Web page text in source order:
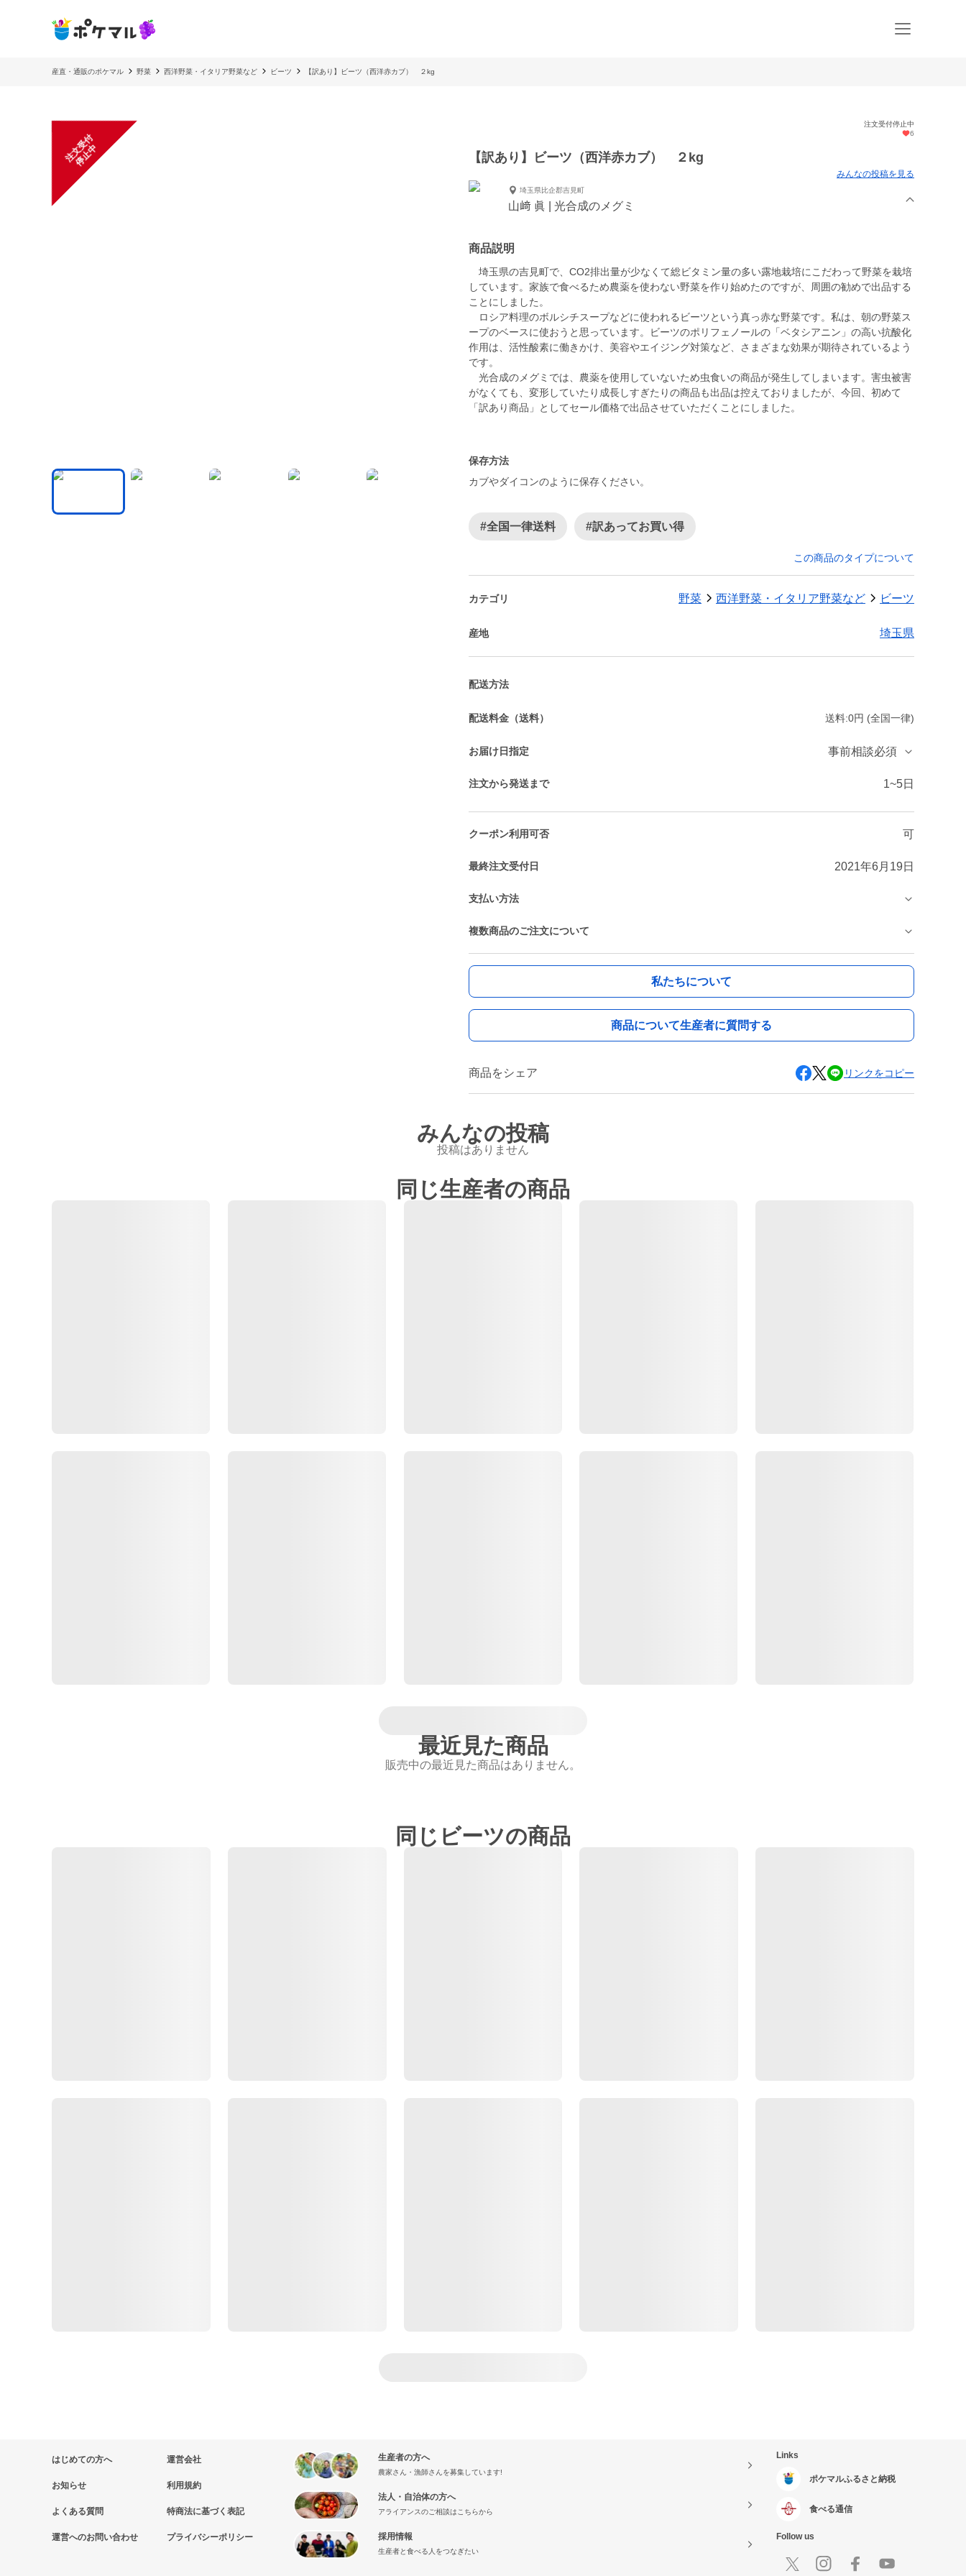
産直・通販のポケマル 野菜 西洋野菜・イタリア野菜など ビーツ 【訳あり】ビーツ（西洋赤カブ） ２kg
注
文
受
付
停
止
中
注文受付停止中
6
【訳あり】ビーツ（西洋赤カブ） ２kg
みんなの投稿を見る
埼玉県比企郡吉見町
山﨑 眞 | 光合成のメグミ
商品説明
埼玉県の吉見町で、CO2排出量が少なくて総ビタミン量の多い露地栽培にこだわって野菜を栽培
しています。家族で食べるため農薬を使わない野菜を作り始めたのですが、周囲の勧めで出品する
ことにしました。
ロシア料理のボルシチスープなどに使われるビーツという真っ赤な野菜です。私は、朝の野菜ス
ープのベースに使おうと思っています。ビーツのポリフェノールの「ベタシアニン」の高い抗酸化
作用は、活性酸素に働きかけ、美容やエイジング対策など、さまざまな効果が期待されているよう
です。
光合成のメグミでは、農薬を使用していないため虫食いの商品が発生してしまいます。害虫被害
がなくても、変形していたり成長しすぎたりの商品も出品は控えておりましたが、今回、初めて
「訳あり商品」としてセール価格で出品させていただくことにしました。
保存方法
カブやダイコンのように保存ください。
#全国一律送料 #訳あってお買い得
この商品のタイプについて
カテゴリ 野菜 西洋野菜・イタリア野菜など ビーツ
産地 埼玉県
配送方法
配送料金（送料） 送料:0円 (全国一律)
お届け日指定 事前相談必須
注文から発送まで 1~5日
クーポン利用可否 可
最終注文受付日 2021年6月19日
支払い方法
複数商品のご注文について
私たちについて
商品について生産者に質問する
商品をシェア リンクをコピー
みんなの投稿
投稿はありません
同じ生産者の商品
最近見た商品
販売中の最近見た商品はありません。
同じビーツの商品
はじめての方へ
お知らせ
よくある質問
運営へのお問い合わせ
運営会社
利用規約
特商法に基づく表記
プライバシーポリシー
生産者の方へ
農家さん・漁師さんを募集しています!
法人・自治体の方へ
アライアンスのご相談はこちらから
採用情報
生産者と食べる人をつなぎたい
Links
ポケマルふるさと納税
食べる通信
Follow us